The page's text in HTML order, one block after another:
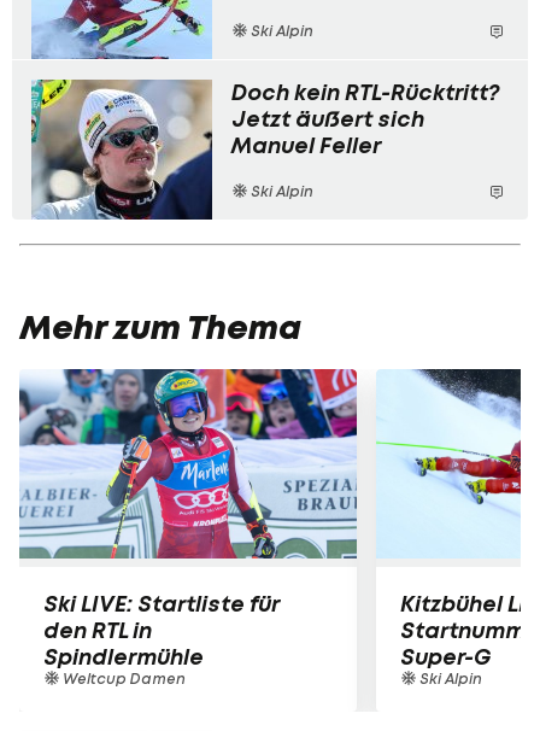
Ski Alpin
Doch kein RTL-Rücktritt?
Jetzt äußert sich
Manuel Feller
Ski Alpin
Mehr zum Thema
Ski LIVE: Startliste für
den RTL in
Spindlermühle
Weltcup Damen
Kitzbühel
Super-G
Ski Alpin